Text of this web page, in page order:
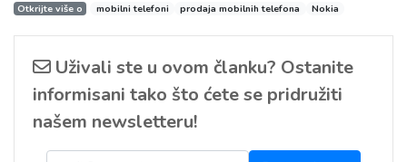
Otkrijte više o mobilni telefoni prodaja mobilnih telefona Nokia
Uživali ste u ovom članku? Ostanite
informisani tako što ćete se pridružiti
našem newsletteru!